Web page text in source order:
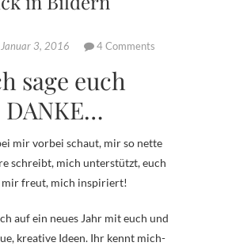
Januar 3, 2016 4 Comments
sage euch
DANKE…
mir vorbei schaut, mir so nette
schreibt, mich unterstützt, euch
freut, mich inspiriert!
auf ein neues Jahr mit euch und
kreative Ideen. Ihr kennt mich-